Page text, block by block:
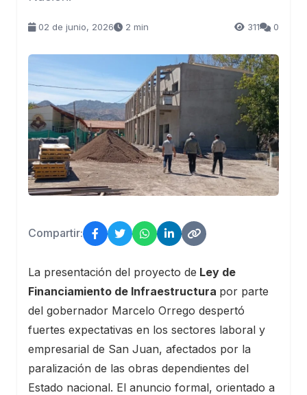
02 de junio, 2026 2 min 311 0
Compartir:
La presentación del proyecto de Ley de
Financiamiento de Infraestructura por parte
del gobernador Marcelo Orrego despertó
fuertes expectativas en los sectores laboral y
empresarial de San Juan, afectados por la
paralización de las obras dependientes del
Estado nacional. El anuncio formal, orientado a